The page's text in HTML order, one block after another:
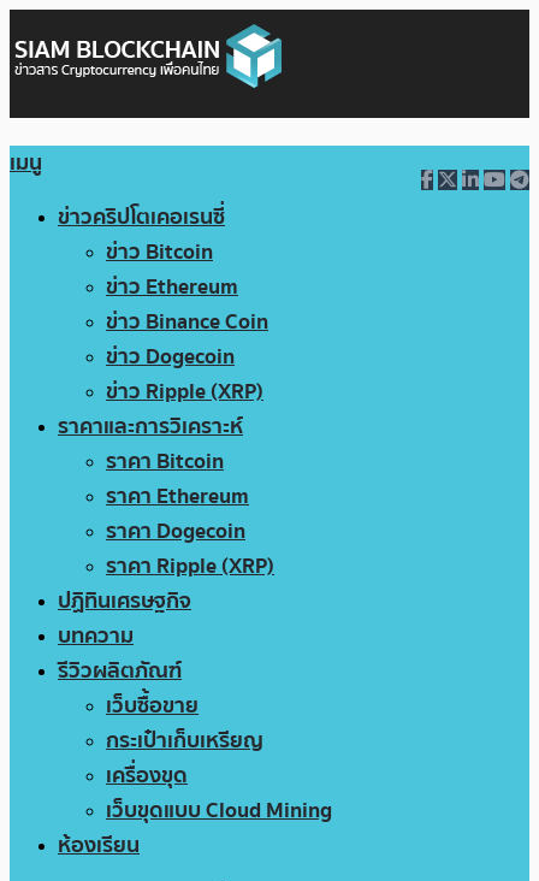
เมนู
ข่าวคริปโตเคอเรนซี่
ข่าว Bitcoin
ข่าว Ethereum
ข่าว Binance Coin
ข่าว Dogecoin
ข่าว Ripple (XRP)
ราคาและการวิเคราะห์
ราคา Bitcoin
ราคา Ethereum
ราคา Dogecoin
ราคา Ripple (XRP)
ปฏิทินเศรษฐกิจ
บทความ
รีวิวผลิตภัณฑ์
เว็บซื้อขาย
กระเป๋าเก็บเหรียญ
เครื่องขุด
เว็บขุดแบบ Cloud Mining
ห้องเรียน